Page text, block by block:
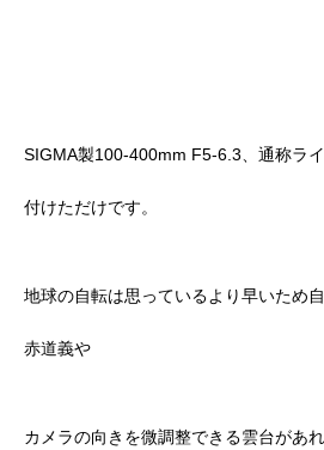
SIGMA製100-400mm F5-6.3、通称ラ
付けただけです。
地球の自転は思っているより早いため
赤道義や
カメラの向きを微調整できる雲台があ